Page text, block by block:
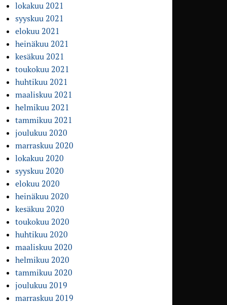
lokakuu 2021
syyskuu 2021
elokuu 2021
heinäkuu 2021
kesäkuu 2021
toukokuu 2021
huhtikuu 2021
maaliskuu 2021
helmikuu 2021
tammikuu 2021
joulukuu 2020
marraskuu 2020
lokakuu 2020
syyskuu 2020
elokuu 2020
heinäkuu 2020
kesäkuu 2020
toukokuu 2020
huhtikuu 2020
maaliskuu 2020
helmikuu 2020
tammikuu 2020
joulukuu 2019
marraskuu 2019